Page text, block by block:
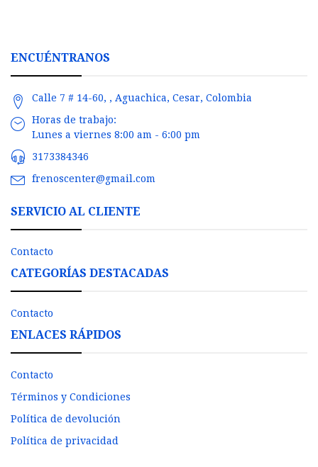
ENCUÉNTRANOS
Calle 7 # 14-60, , Aguachica, Cesar, Colombia
Horas de trabajo:
Lunes a viernes 8:00 am - 6:00 pm
3173384346
frenoscenter@gmail.com
SERVICIO AL CLIENTE
Contacto
CATEGORÍAS DESTACADAS
Contacto
ENLACES RÁPIDOS
Contacto
Términos y Condiciones
Política de devolución
Política de privacidad